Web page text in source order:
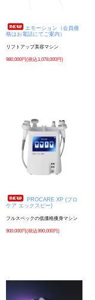
エモーション（会員価
格はお電話にてご案内）
リフトアップ美容マシン
980,000円(税込1,078,000円)
PROCARE XP (プロ
ケア エックスピー)
フルスペックの低価格痩身マシン
900,000円(税込990,000円)